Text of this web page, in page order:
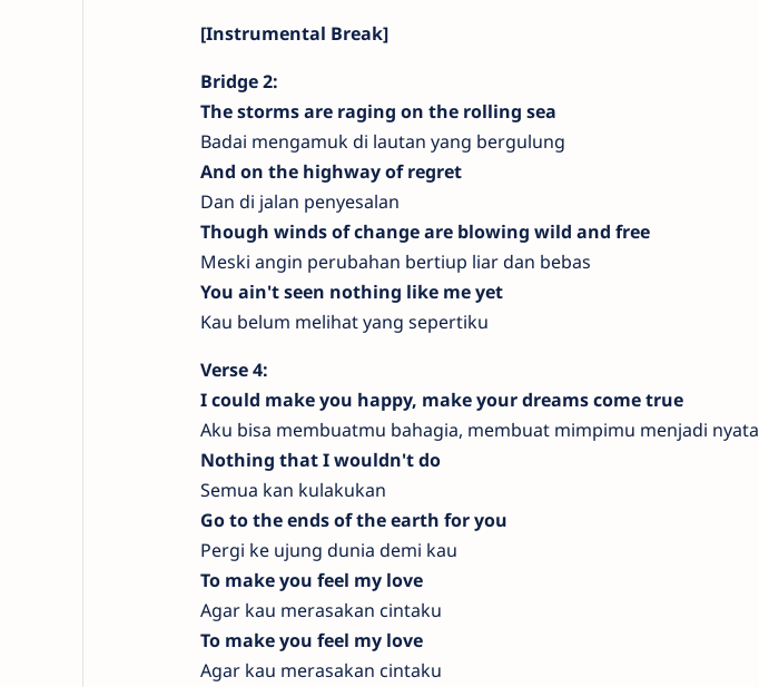
[Instrumental Break]
Bridge 2:
The storms are raging on the rolling sea
Badai mengamuk di lautan yang bergulung
And on the highway of regret
Dan di jalan penyesalan
Though winds of change are blowing wild and free
Meski angin perubahan bertiup liar dan bebas
You ain't seen nothing like me yet
Kau belum melihat yang sepertiku
Verse 4:
I could make you happy, make your dreams come true
Aku bisa membuatmu bahagia, membuat mimpimu menjadi nyata
Nothing that I wouldn't do
Semua kan kulakukan
Go to the ends of the earth for you
Pergi ke ujung dunia demi kau
To make you feel my love
Agar kau merasakan cintaku
To make you feel my love
Agar kau merasakan cintaku